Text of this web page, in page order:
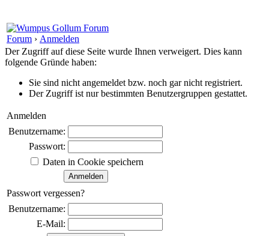
Forum › Anmelden
Der Zugriff auf diese Seite wurde Ihnen verweigert. Dies kann
folgende Gründe haben:
Sie sind nicht angemeldet bzw. noch gar nicht registriert.
Der Zugriff ist nur bestimmten Benutzergruppen gestattet.
Anmelden
Benutzername:
Passwort:
Daten in Cookie speichern
Passwort vergessen?
Benutzername:
E-Mail: